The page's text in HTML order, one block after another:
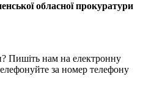
обласної прокуратури
Пишіть нам на електронну
за номер телефону